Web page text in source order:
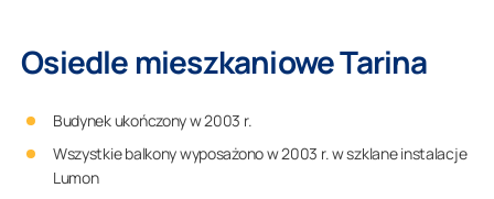
Osiedle mieszkaniowe Tarina
Budynek ukończony w 2003 r.
Wszystkie balkony wyposażono w 2003 r. w szklane instalacje
Lumon